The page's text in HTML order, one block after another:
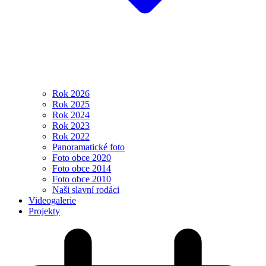
Rok 2026
Rok 2025
Rok 2024
Rok 2023
Rok 2022
Panoramatické foto
Foto obce 2020
Foto obce 2014
Foto obce 2010
Naši slavní rodáci
Videogalerie
Projekty